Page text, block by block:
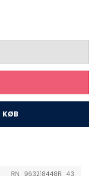
KØB
RN_963218448R_43